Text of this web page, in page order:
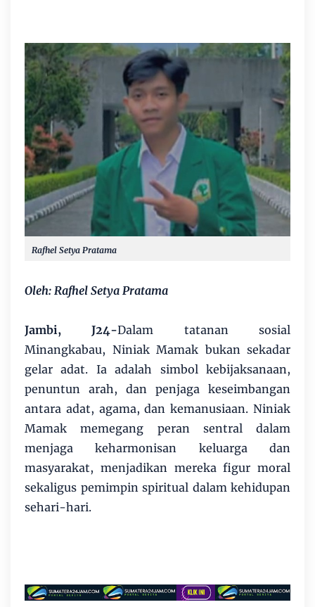
Rafhel Setya Pratama
Oleh: Rafhel Setya Pratama
Jambi, J24-Dalam tatanan sosial
Minangkabau, Niniak Mamak bukan sekadar
gelar adat. Ia adalah simbol kebijaksanaan,
penuntun arah, dan penjaga keseimbangan
antara adat, agama, dan kemanusiaan. Niniak
Mamak memegang peran sentral dalam
menjaga keharmonisan keluarga dan
masyarakat, menjadikan mereka figur moral
sekaligus pemimpin spiritual dalam kehidupan
sehari-hari.